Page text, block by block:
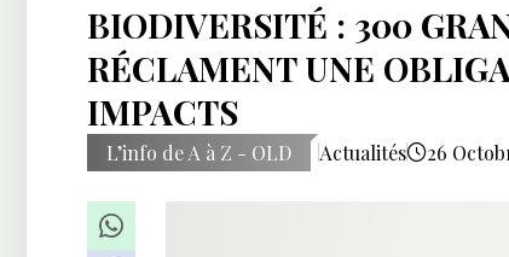
BIODIVERSITÉ : 300
RÉCLAMENT UNE
IMPACTS
L’info de A à Z - OLD Actualités 26